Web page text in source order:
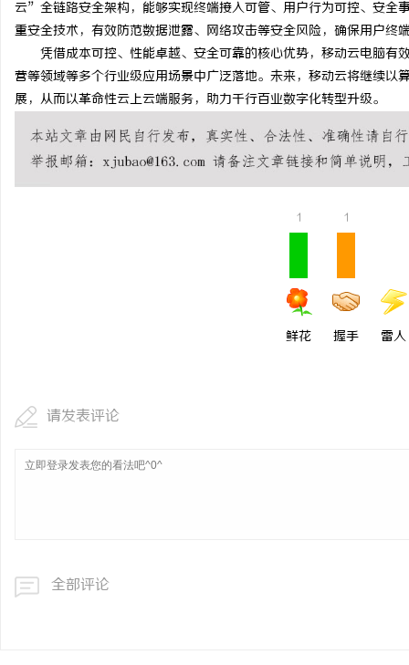
云”全链路安全架构，能够实现终端接入可管、用户行为可控、安全
重安全技术，有效防范数据泄露、网络攻击等安全风险，确保用户终
凭借成本可控、性能卓越、安全可靠的核心优势，移动云电脑
营等领域等多个行业级应用场景中广泛落地。未来，移动云将继续
展，从而以革命性云上云端服务，助力千行百业数字化转型升级。
1
鲜花
1
握手 雷人
请发表评论
全部评论